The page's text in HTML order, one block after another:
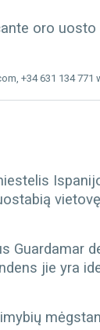
oro uosto
+34 631 134 771
Guardamar
jie yra